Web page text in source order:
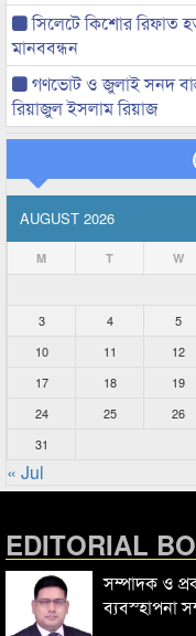
সিলেটে কিশোর রিফাত
মানববন্ধন
গণভোট ও জুলাই সনদ
রিয়াজুল ইসলাম রিয়াজ
AUGUST 2026
M T W
3
4 5
10
11 12
17
18 19
24
25 26
31
« Jul
EDITORIAL
সম্পাদক ও
ব্যবস্হাপনা